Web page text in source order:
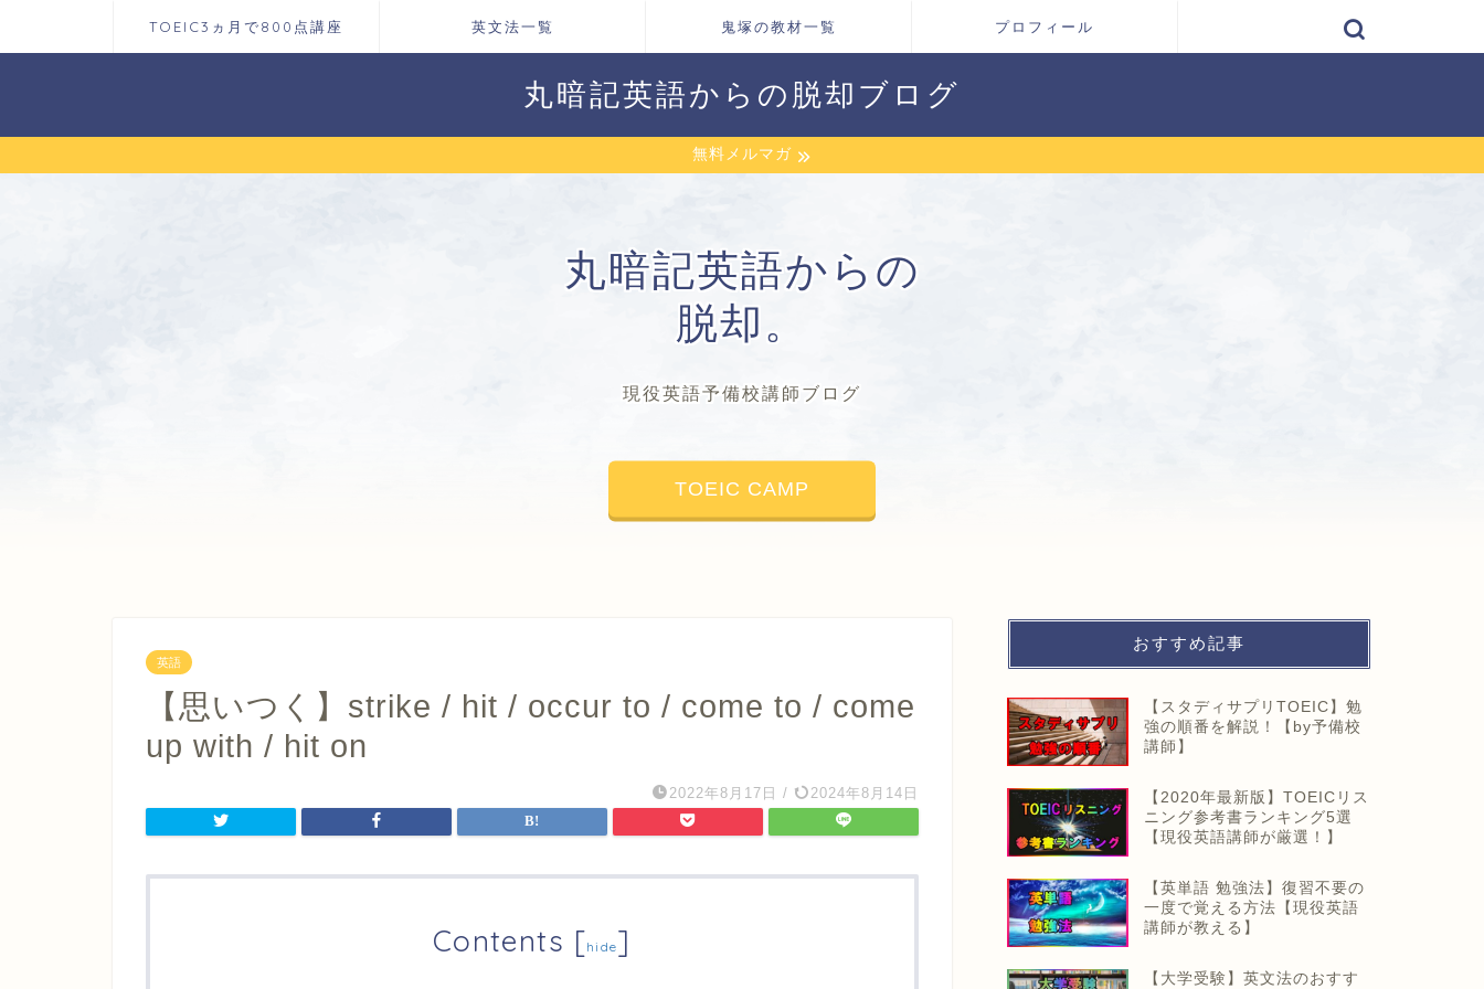
TOEIC3ヵ月で800点講座 英文法一覧 鬼塚の教材一覧 プロフィール
丸暗記英語からの脱却ブログ
無料メルマガ
丸暗記英語からの
脱却。
現役英語予備校講師ブログ
TOEIC CAMP
英語
【思いつく】strike / hit / occur to / come to / come
up with / hit on
2022年8月17日 / 2024年8月14日
Contents [hide]
おすすめ記事
【スタディサプリTOEIC】勉
強の順番を解説！【by予備校
講師】
【2020年最新版】TOEICリス
ニング参考書ランキング5選
【現役英語講師が厳選！】
【英単語 勉強法】復習不要の
一度で覚える方法【現役英語
講師が教える】
【大学受験】英文法のおすす